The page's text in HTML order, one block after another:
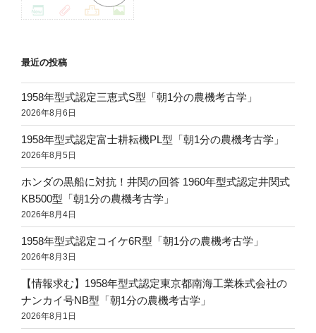
最近の投稿
1958年型式認定三恵式S型「朝1分の農機考古学」
2026年8月6日
1958年型式認定富士耕耘機PL型「朝1分の農機考古学」
2026年8月5日
ホンダの黒船に対抗！井関の回答 1960年型式認定井関式
KB500型「朝1分の農機考古学」
2026年8月4日
1958年型式認定コイケ6R型「朝1分の農機考古学」
2026年8月3日
【情報求む】1958年型式認定東京都南海工業株式会社の
ナンカイ号NB型「朝1分の農機考古学」
2026年8月1日